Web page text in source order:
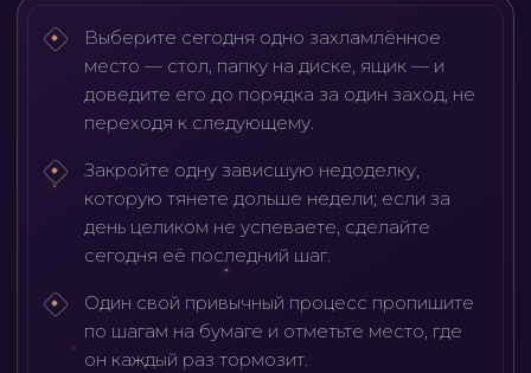
Выберите сегодня одно захламлённое
место — стол, папку на диске, ящик — и
доведите его до порядка за один заход, не
переходя к следующему.
Закройте одну зависшую недоделку,
которую тянете дольше недели; если за
день целиком не успеваете, сделайте
сегодня её последний шаг.
Один свой привычный процесс пропишите
по шагам на бумаге и отметьте место, где
он каждый раз тормозит.